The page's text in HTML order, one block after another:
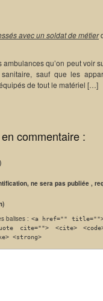
avec un soldat de métier
qu’on peut voir
sauf que les
de tout le matériel […]
commentaire :
ne sera pas publiée ,
balises : <a href="" title="">
cite=""> <cite>
<strong>